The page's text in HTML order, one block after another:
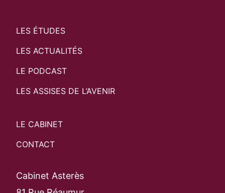
LES ÉTUDES
LES ACTUALITÉS
LE PODCAST
LES ASSISES DE L’AVENIR
LE CABINET
CONTACT
Cabinet Asterès